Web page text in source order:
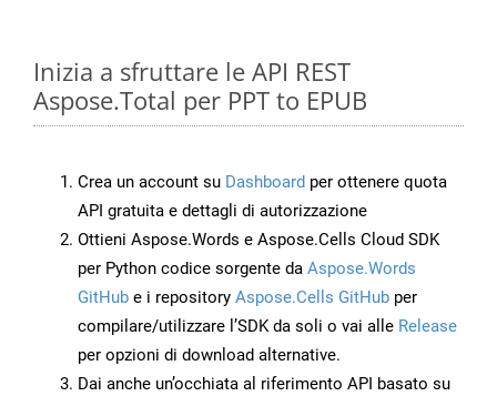
Inizia a sfruttare le API REST
Aspose.Total per PPT to EPUB
Crea un account su Dashboard per ottenere quota
API gratuita e dettagli di autorizzazione
Ottieni Aspose.Words e Aspose.Cells Cloud SDK
per Python codice sorgente da Aspose.Words
GitHub e i repository Aspose.Cells GitHub per
compilare/utilizzare l’SDK da soli o vai alle Release
per opzioni di download alternative.
Dai anche un’occhiata al riferimento API basato su